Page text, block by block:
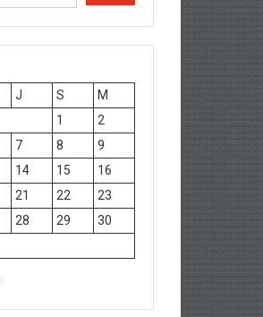
J S
M
1
2
7 8
9
14 15
16
21 22
23
28 29
30